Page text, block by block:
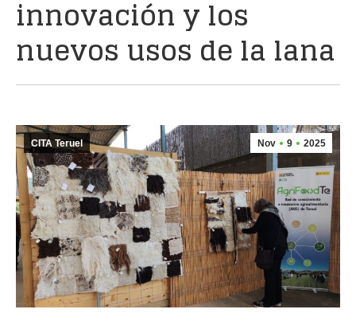
innovación y los
nuevos usos de la lana
Nov 9 2025
CITA Teruel